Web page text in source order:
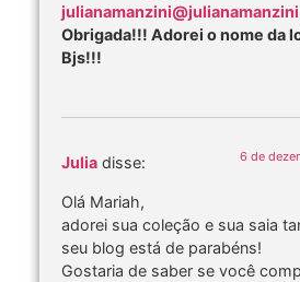
Obrigada!!! Adorei o nome da
Bjs!!!
Julia disse: 6 de
Olá Mariah,
adorei sua coleção e sua saia
seu blog está de parabéns!
Gostaria de saber se você